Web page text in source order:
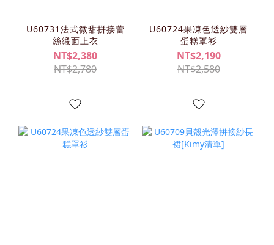
U60731法式微甜拼接蕾
絲緞面上衣
NT$2,380
NT$2,780
U60724果凍色透紗雙層
蛋糕罩衫
NT$2,190
NT$2,580